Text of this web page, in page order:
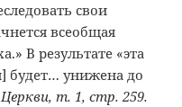
свои
всеобщая
В результате «эта
будет… унижена до
т. 1, стр. 259.